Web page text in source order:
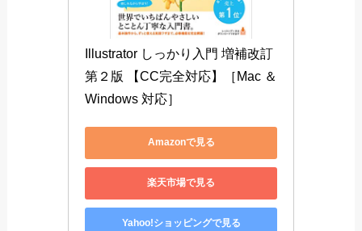
Illustrator しっかり入門 増補改訂
第２版 【CC完全対応】［Mac ＆
Windows 対応］
Amazonで見る
楽天市場で見る
Yahoo!ショッピングで見る